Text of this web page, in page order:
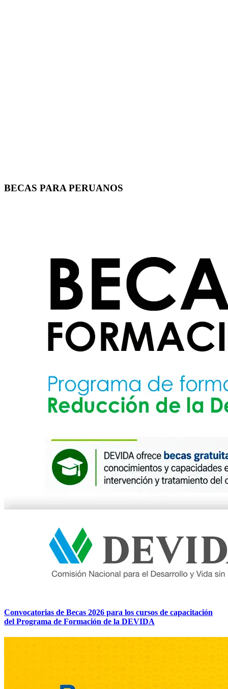
BECAS PARA PERUANOS
Convocatorias de Becas 2026 para los cursos de capacitación
del Programa de Formación de la DEVIDA